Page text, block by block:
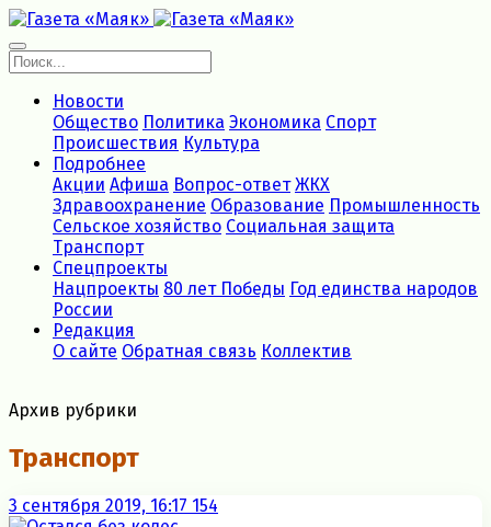
Новости
Общество Политика Экономика Спорт
Происшествия Культура
Подробнее
Акции Афиша Вопрос-ответ ЖКХ
Здравоохранение Образование Промышленность
Сельское хозяйство Социальная защита
Транспорт
Спецпроекты
Нацпроекты 80 лет Победы Год единства народов
России
Редакция
О сайте Обратная связь Коллектив
Архив рубрики
Транспорт
3 сентября 2019, 16:17 154